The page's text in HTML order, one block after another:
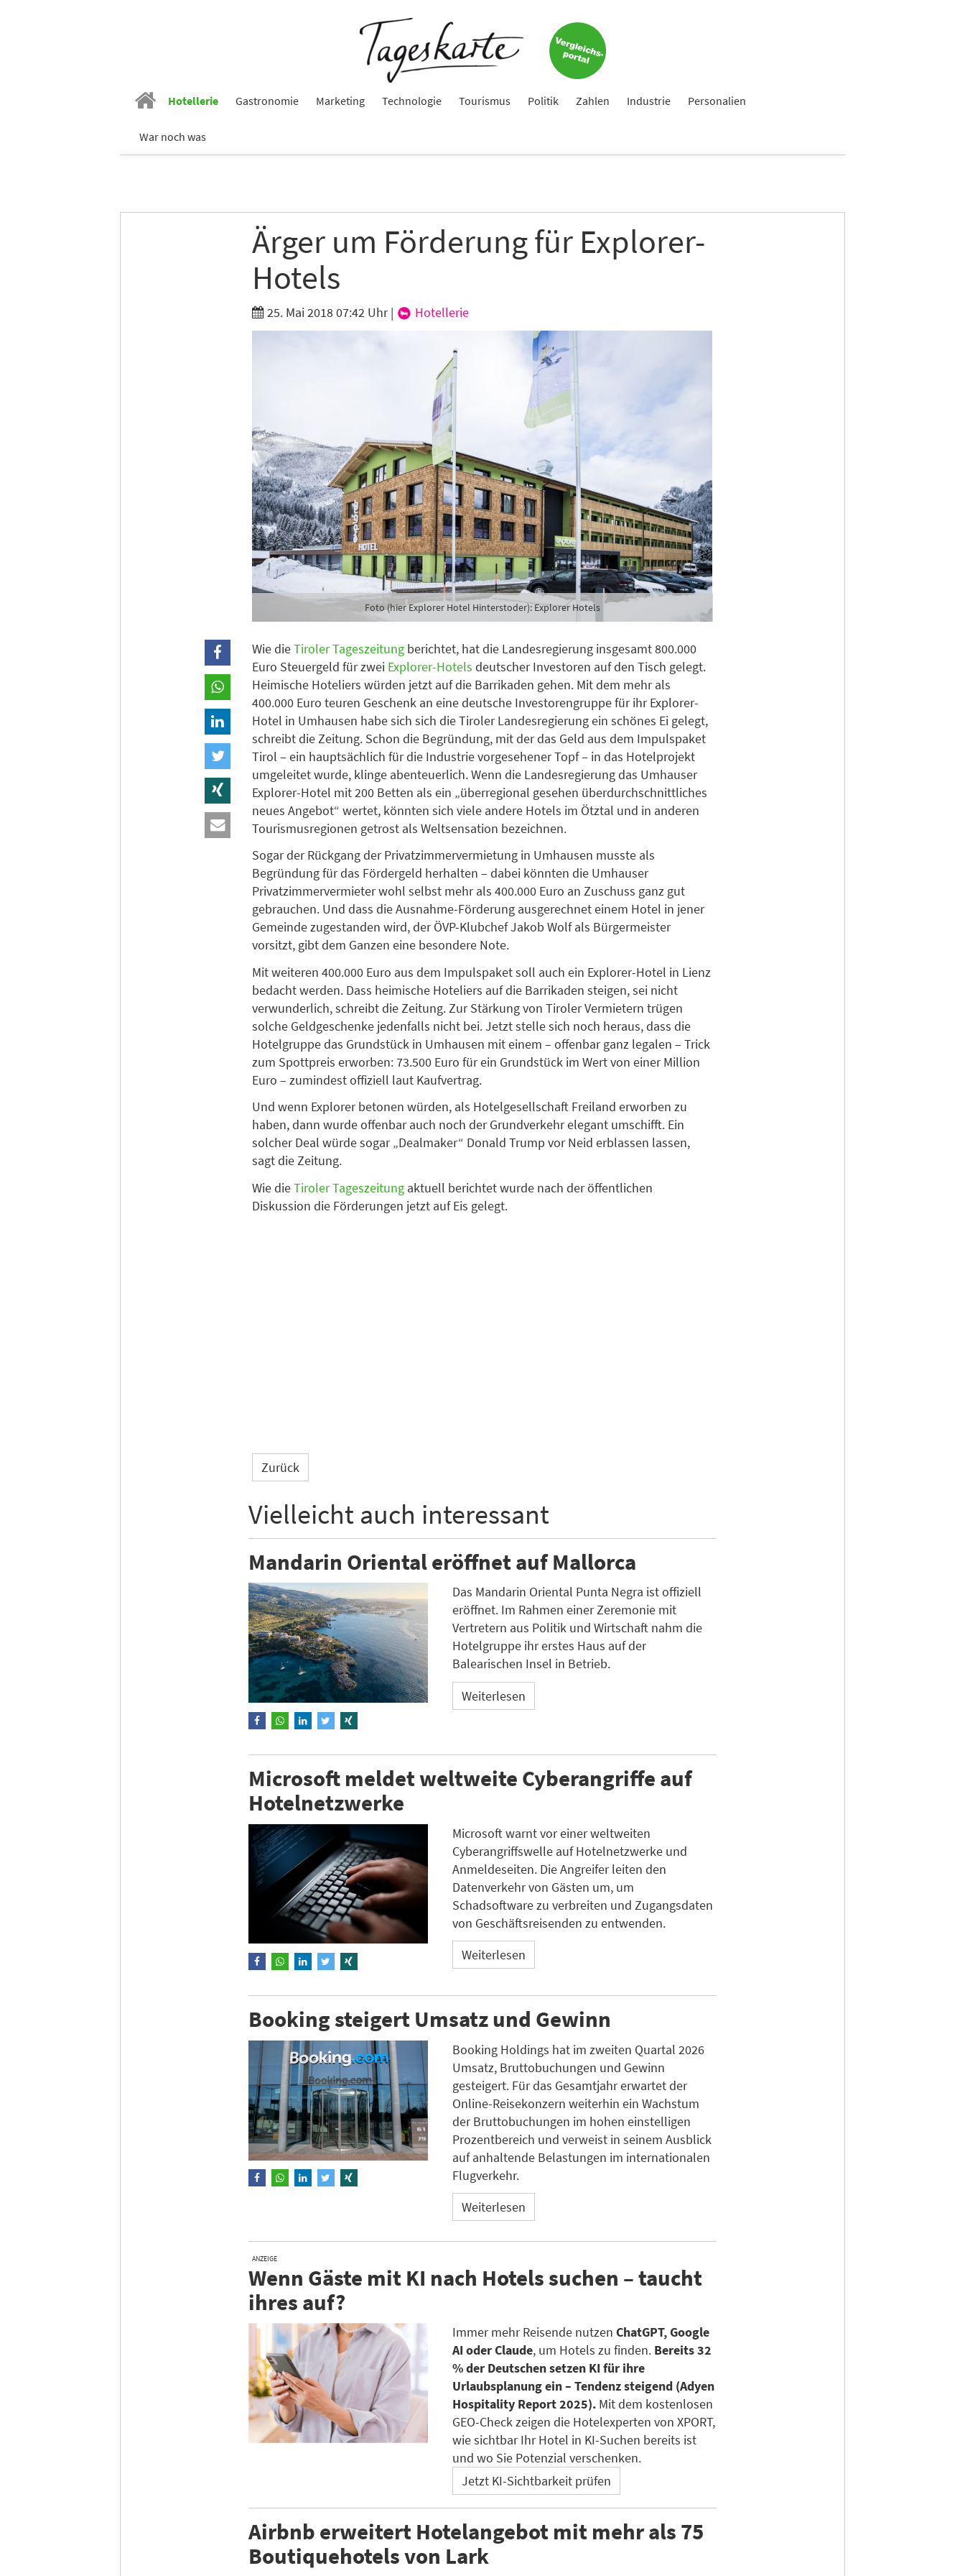
Hotellerie Gastronomie Marketing Technologie Tourismus Politik Zahlen Industrie Personalien
War noch was
Ärger um Förderung für Explorer-
Hotels
25. Mai 2018 07:42 Uhr| Hotellerie
Foto (hier Explorer Hotel Hinterstoder): Explorer Hotels
Wie dieTiroler Tageszeitung berichtet, hat die Landesregierung insgesamt 800.000
Euro Steuergeld für zwei Explorer-Hotels deutscher Investoren auf den Tisch gelegt.
Heimische Hoteliers würden jetzt auf die Barrikaden gehen. Mit dem mehr als
400.000 Euro teuren Geschenk an eine deutsche Investorengruppe für ihr Explorer-
Hotel in Umhausen habe sich sich die Tiroler Landesregierung ein schönes Ei gelegt,
schreibt die Zeitung. Schon die Begründung, mit der das Geld aus dem Impulspaket
Tirol – ein hauptsächlich für die Industrie vorgesehener Topf – in das Hotelprojekt
umgeleitet wurde, klinge abenteuerlich. Wenn die Landesregierung das Umhauser
Explorer-Hotel mit 200 Betten als ein „überregional gesehen überdurchschnittliches
neues Angebot“ wertet, könnten sich viele andere Hotels im Ötztal und in anderen
Tourismusregionen getrost als Weltsensation bezeichnen.
Sogar der Rückgang der Privatzimmervermietung in Umhausen musste als
Begründung für das Fördergeld herhalten – dabei könnten die Umhauser
Privatzimmervermieter wohl selbst mehr als 400.000 Euro an Zuschuss ganz gut
gebrauchen. Und dass die Ausnahme-Förderung ausgerechnet einem Hotel in jener
Gemeinde zugestanden wird, der ÖVP-Klubchef Jakob Wolf als Bürgermeister
vorsitzt, gibt dem Ganzen eine besondere Note.
Mit weiteren 400.000 Euro aus dem Impulspaket soll auch ein Explorer-Hotel in Lienz
bedacht werden. Dass heimische Hoteliers auf die Barrikaden steigen, sei nicht
verwunderlich, schreibt die Zeitung. Zur Stärkung von Tiroler Vermietern trügen
solche Geldgeschenke jedenfalls nicht bei. Jetzt stelle sich noch heraus, dass die
Hotelgruppe das Grundstück in Umhausen mit einem – offenbar ganz legalen – Trick
zum Spottpreis erworben: 73.500 Euro für ein Grundstück im Wert von einer Million
Euro – zumindest offiziell laut Kaufvertrag.
Und wenn Explorer betonen würden, als Hotelgesellschaft Freiland erworben zu
haben, dann wurde offenbar auch noch der Grundverkehr elegant umschifft. Ein
solcher Deal würde sogar „Dealmaker“ Donald Trump vor Neid erblassen lassen,
sagt die Zeitung.
Wie dieTiroler Tageszeitung aktuell berichtet wurde nach der öffentlichen
Diskussion die Förderungen jetzt auf Eis gelegt.
Zurück
Vielleicht auch interessant
Mandarin Oriental eröffnet auf Mallorca
Das Mandarin Oriental Punta Negra ist offiziell
eröffnet. Im Rahmen einer Zeremonie mit
Vertretern aus Politik und Wirtschaft nahm die
Hotelgruppe ihr erstes Haus auf der
Balearischen Insel in Betrieb.
Weiterlesen
Microsoft meldet weltweite Cyberangriffe auf
Hotelnetzwerke
Microsoft warnt vor einer weltweiten
Cyberangriffswelle auf Hotelnetzwerke und
Anmeldeseiten. Die Angreifer leiten den
Datenverkehr von Gästen um, um
Schadsoftware zu verbreiten und Zugangsdaten
von Geschäftsreisenden zu entwenden.
Weiterlesen
Booking steigert Umsatz und Gewinn
Booking Holdings hat im zweiten Quartal 2026
Umsatz, Bruttobuchungen und Gewinn
gesteigert. Für das Gesamtjahr erwartet der
Online-Reisekonzern weiterhin ein Wachstum
der Bruttobuchungen im hohen einstelligen
Prozentbereich und verweist in seinem Ausblick
auf anhaltende Belastungen im internationalen
Flugverkehr.
Weiterlesen
ANZEIGE
Wenn Gäste mit KI nach Hotels suchen – taucht
ihres auf?
Immer mehr Reisende nutzenChatGPT, Google
AI oder Claude, um Hotels zu finden. Bereits 32
% der Deutschen setzen KI für ihre
Urlaubsplanung ein – Tendenz steigend (Adyen
Hospitality Report 2025). Mit dem kostenlosen
GEO-Check zeigen die Hotelexperten von XPORT,
wie sichtbar Ihr Hotel in KI-Suchen bereits ist
und wo Sie Potenzial verschenken.
Jetzt KI-Sichtbarkeit prüfen
Airbnb erweitert Hotelangebot mit mehr als 75
Boutiquehotels von Lark